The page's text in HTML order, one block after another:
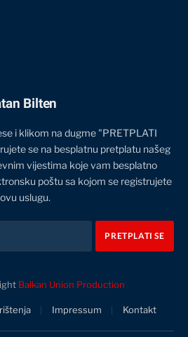
Bilten
i klikom na dugme "PRETPLATI
se na besplatnu pretplatu našeg
vijestima koje vam besplatno
poštu sa kojom se registrujete
uslugu.
Balkan Union Production
Impressum Kontakt